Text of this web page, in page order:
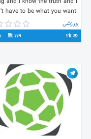
have to be what you want
to be, I'm free to be what i
want.
ورزشی
2k
119